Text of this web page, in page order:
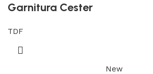
Garnitura Cester
TDF
New